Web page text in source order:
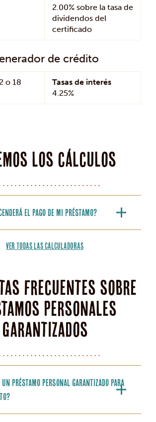
2.00% sobre la tasa de
dividendos del
certificado
de crédito
o 18
Tasas de interés
4.25%
los cálculos
el pago de mi préstamo?
VER TODAS LAS CALCULADORAS
frecuentes sobre
personales
garantizados
un préstamo personal garantizado para